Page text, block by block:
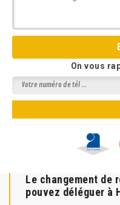
On vous
Le changement de
pouvez déléguer à